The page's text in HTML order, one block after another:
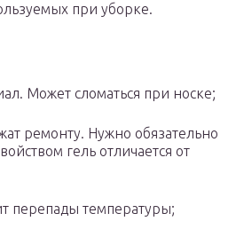
при уборке.
Может сломаться при носке;
ремонту. Нужно обязательно
гель отличается от
перепады температуры;